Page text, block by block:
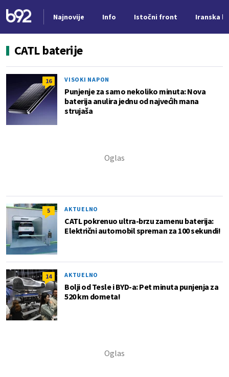
Najnovije Info Istočni front Iranska
CATL baterije
16 VISOKI NAPON
Punjenje za samo nekoliko minuta: Nova
baterija anulira jednu od najvećih mana
strujaša
5 AKTUELNO
CATL pokrenuo ultra-brzu zamenu baterija:
Električni automobil spreman za 100 sekundi!
14 AKTUELNO
Bolji od Tesle i BYD-a: Pet minuta punjenja za
520 km dometa!